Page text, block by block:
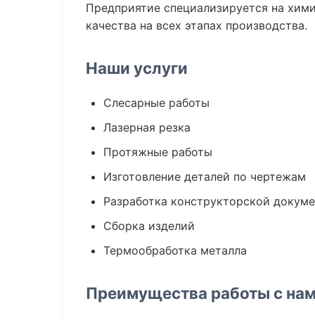
Предприятие специализируется на
качества на всех этапах производства.
Наши услуги
Слесарные работы
Лазерная резка
Протяжные работы
Изготовление деталей по чертежам
Разработка конструкторской
Сборка изделий
Термообработка металла
Преимущества работы с